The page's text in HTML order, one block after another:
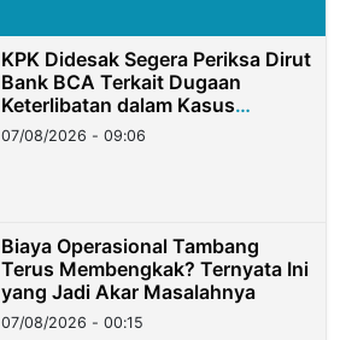
KPK Didesak Segera Periksa Dirut
Bank BCA Terkait Dugaan
Keterlibatan dalam Kasus
Hilangnya Dana Nasabah Rp2,58
Miliar
07/08/2026 - 09:06
Biaya Operasional Tambang
Terus Membengkak? Ternyata Ini
yang Jadi Akar Masalahnya
07/08/2026 - 00:15